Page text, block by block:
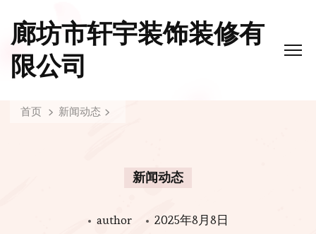
廊坊市轩宇装饰装修有
限公司
首页 新闻动态
新闻动态
author 2025年8月8日